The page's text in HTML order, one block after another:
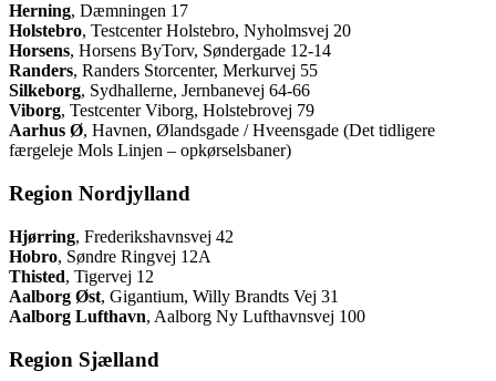
Herning, Dæmningen 17
Holstebro, Testcenter Holstebro, Nyholmsvej 20
Horsens, Horsens ByTorv, Søndergade 12-14
Randers, Randers Storcenter, Merkurvej 55
Silkeborg, Sydhallerne, Jernbanevej 64-66
Viborg, Testcenter Viborg, Holstebrovej 79
Aarhus Ø, Havnen, Ølandsgade / Hveensgade (Det tidligere
færgeleje Mols Linjen – opkørselsbaner)
Region Nordjylland
Hjørring, Frederikshavnsvej 42
Hobro, Søndre Ringvej 12A
Thisted, Tigervej 12
Aalborg Øst, Gigantium, Willy Brandts Vej 31
Aalborg Lufthavn, Aalborg Ny Lufthavnsvej 100
Region Sjælland